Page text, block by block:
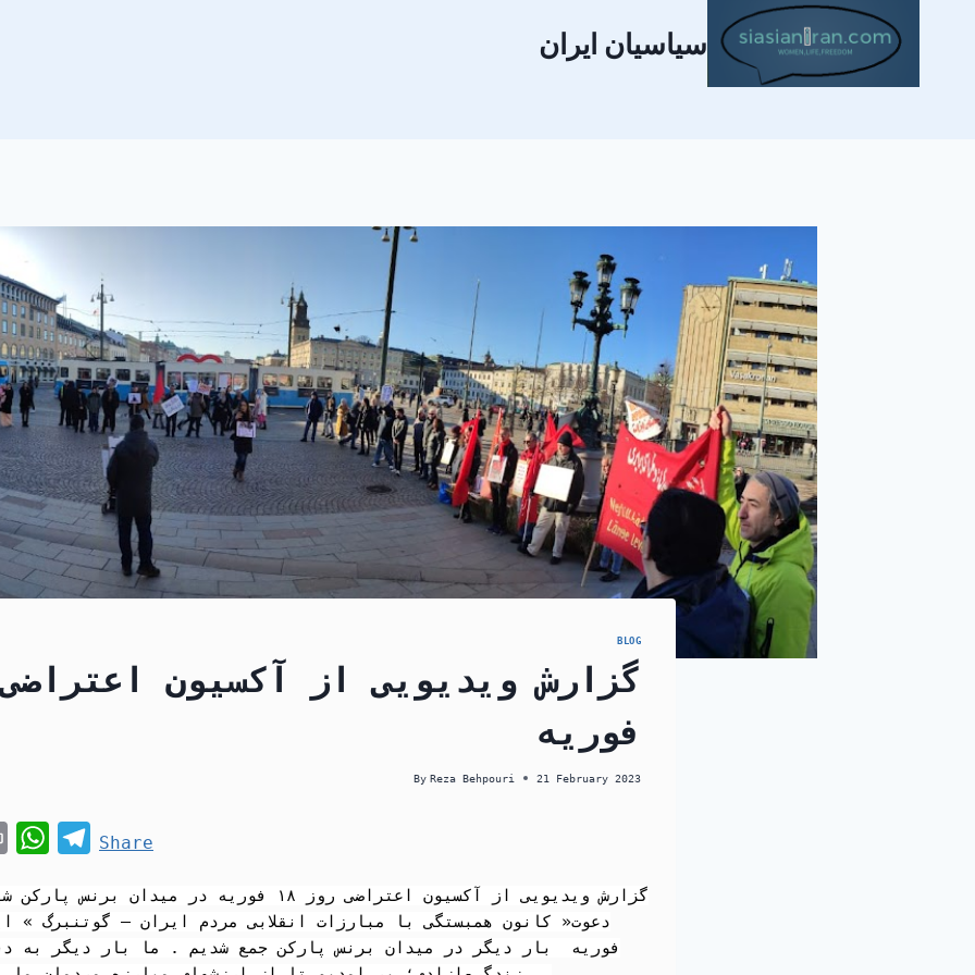
سیاسیان ایران
BLOG
فوریه
By Reza Behpouri 21 February 2023
i
t
a
t
s
T
l
e
Share
فوریه  بار دیگر در میدان برنس پارکن جمع شدیم . ما بار دیگر به